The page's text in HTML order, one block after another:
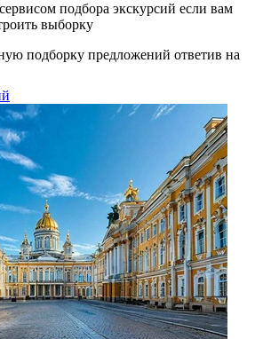
подбора экскурсий если вам
выборку
подборку предложений ответив на